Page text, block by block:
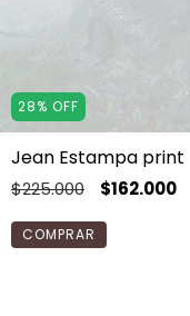
28% OFF
Jean Estampa print
$225.000 $162.000
COMPRAR